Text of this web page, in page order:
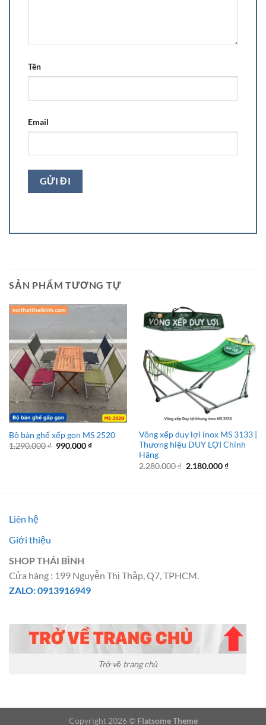
Tên
Email
SẢN PHẨM TƯƠNG TỰ
Bộ bàn ghế xếp gọn MS 2520
1.290.000₫ Giá
990.000₫Giá
Võng xếp duy lợi inox MS 3133 |
Thương hiệu DUY LỢI Chính
Hãng
2.280.000₫ Giá
2.180.000₫Giá
Liên hệ
Giới thiệu
SHOP THÁI BÌNH
Cửa hàng : 199 Nguyễn Thị Thập, Q7, TPHCM.
ZALO: 0913916949
Trở về trang chủ
Copyright 2026 © Flatsome Theme